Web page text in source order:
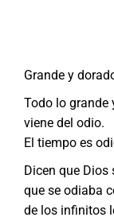
Grande y
Todo lo grande
viene del odio.
El tiempo es
Dicen que Dios
que se odiaba
de los infinitos